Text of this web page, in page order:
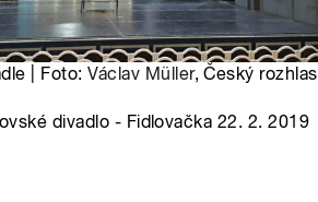
| Foto:Václav Müller, Český rozhlas
divadlo - Fidlovačka 22. 2. 2019